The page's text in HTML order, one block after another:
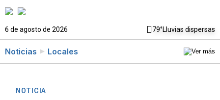
6 de agosto de 2026 79°Lluvias dispersas
Noticias Locales
NOTICIA